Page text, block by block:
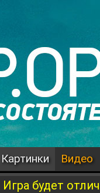
Картинки Видео
Игра будет